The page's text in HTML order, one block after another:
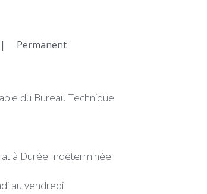
| Permanent
du Bureau Technique
à Durée Indéterminée
au vendredi